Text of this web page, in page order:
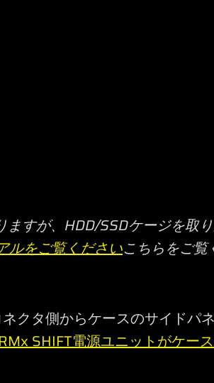
ますが、HDD/SSDケージを取
ルをご覧くださいこちらをご覧
クタ側からケースのサイドパ
SHIFT電源ユニットがケー